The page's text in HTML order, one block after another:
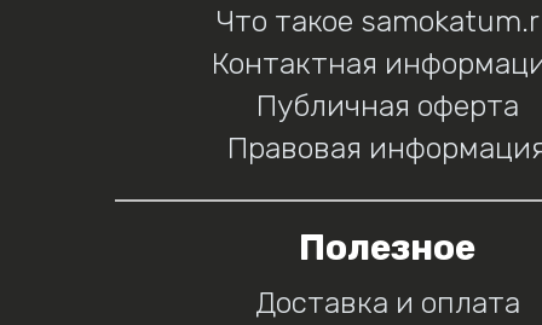
Что такое
Контактная
Публичная оферта
Правовая
Полезное
Доставка и оплата